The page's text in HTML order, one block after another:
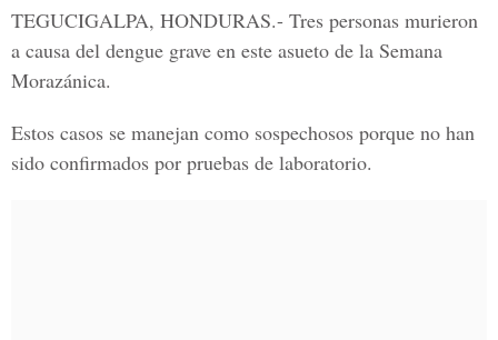
TEGUCIGALPA, HONDURAS.- Tres personas murieron
a causa del dengue grave en este asueto de la Semana
Morazánica.
Estos casos se manejan como sospechosos porque no han
sido confirmados por pruebas de laboratorio.